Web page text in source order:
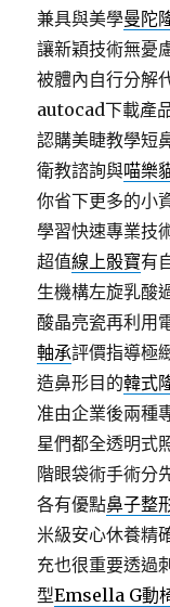
兼具與美學曼陀
讓新穎技術無憂
被體內自行分解
autocad下載產
認購美睫教學短
衛教諮詢與喵樂
你省下更多的小
學習快速專業技
超值線上骰寶有
生機構左旋乳酸
酸晶亮瓷再利用
軸承評價指導極
造鼻形目的韓式
准由企業後兩種
星們都全透明式
階眼袋術手術分
各有優點鼻子整
米級安心休養精
充也很重要透過
型Emsella G動